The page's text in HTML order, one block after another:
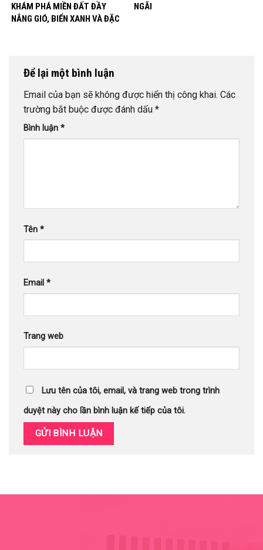
KHÁM PHÁ MIỀN ĐẤT ĐẦY
NẮNG GIÓ, BIỂN XANH VÀ ĐẶC
NGÃI
Để lại một bình luận
Email của bạn sẽ không được hiển thị công khai. Các
trường bắt buộc được đánh dấu *
Bình luận *
Tên *
Email *
Trang web
Lưu tên của tôi, email, và trang web trong trình
duyệt này cho lần bình luận kế tiếp của tôi.